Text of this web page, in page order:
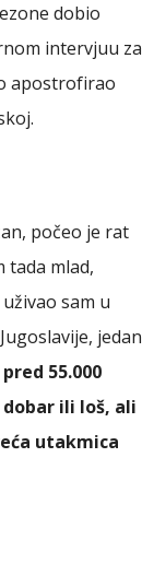
dobio
intervjuu za
apostrofirao
počeo je rat
tada mlad,
sam u
jedan
55.000
ili loš, ali
utakmica